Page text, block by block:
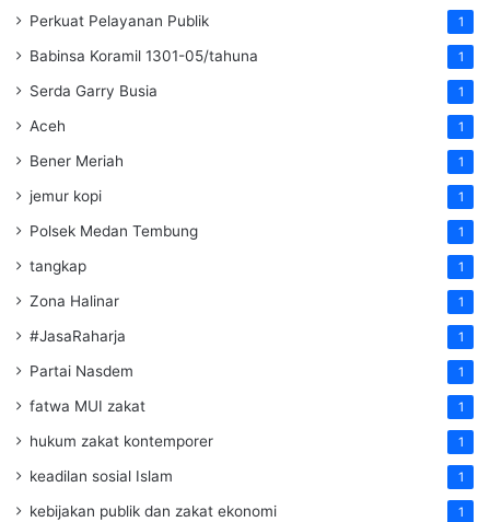
Perkuat Pelayanan Publik 1
Babinsa Koramil 1301-05/tahuna 1
Serda Garry Busia 1
Aceh 1
Bener Meriah 1
jemur kopi 1
Polsek Medan Tembung 1
tangkap 1
Zona Halinar 1
#JasaRaharja 1
Partai Nasdem 1
fatwa MUI zakat 1
hukum zakat kontemporer 1
keadilan sosial Islam 1
kebijakan publik dan zakat ekonomi 1